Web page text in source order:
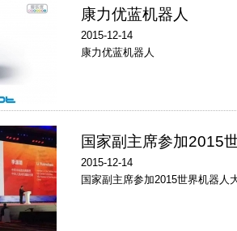
康力优蓝机器人
2015-12-14
康力优蓝机器人
国家副主席参加2015
2015-12-14
国家副主席参加2015世界机器人